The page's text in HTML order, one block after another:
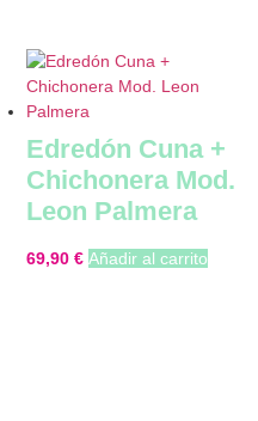
Edredón Cuna +
Chichonera Mod.
Leon Palmera
69,90 € Añadir al carrito